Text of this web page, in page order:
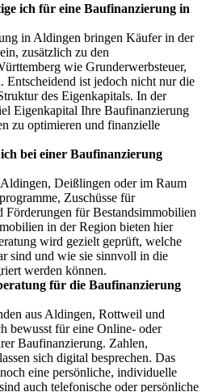
ich für eine Baufinanzierung in
in Aldingen bringen Käufer in der
zusätzlich zu den
wie Grunderwerbsteuer,
Entscheidend ist jedoch nicht nur die
des Eigenkapitals. In der
Eigenkapital Ihre Baufinanzierung
zu optimieren und finanzielle
bei einer Baufinanzierung
Deißlingen oder im Raum
Zuschüsse für
Förderungen für Bestandsimmobilien
in der Region bieten hier
wird gezielt geprüft, welche
sind und wie sie sinnvoll in die
werden können.
für die Baufinanzierung
aus Aldingen, Rottweil und
bewusst für eine Online- oder
Baufinanzierung. Zahlen,
sich digital besprechen. Das
eine persönliche, individuelle
auch telefonische oder persönliche